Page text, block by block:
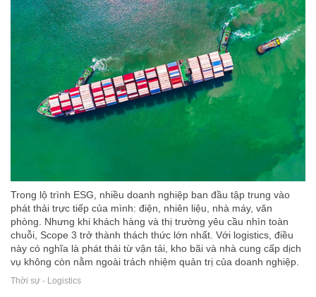
Trong lộ trình ESG, nhiều doanh nghiệp ban đầu tập trung vào
phát thải trực tiếp của mình: điện, nhiên liệu, nhà máy, văn
phòng. Nhưng khi khách hàng và thị trường yêu cầu nhìn toàn
chuỗi, Scope 3 trở thành thách thức lớn nhất. Với logistics, điều
này có nghĩa là phát thải từ vận tải, kho bãi và nhà cung cấp dịch
vụ không còn nằm ngoài trách nhiệm quản trị của doanh nghiệp.
Thời sự - Logistics